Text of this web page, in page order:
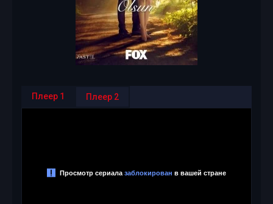
Плеер 1 Плеер 2